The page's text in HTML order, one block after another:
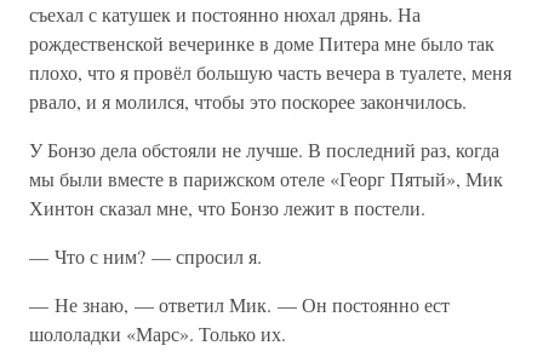
съехал с катушек и постоянно нюхал дрянь. На
рождественской вечеринке в доме Питера мне было так
плохо, что я провёл большую часть вечера в туалете, меня
рвало, и я молился, чтобы это поскорее закончилось.
У Бонзо дела обстояли не лучше. В последний раз, когда
мы были вместе в парижском отеле «Георг Пятый», Мик
Хинтон сказал мне, что Бонзо лежит в постели.
— Что с ним? — спросил я.
— Не знаю, — ответил Мик. — Он постоянно ест
шололадки «Марс». Только их.